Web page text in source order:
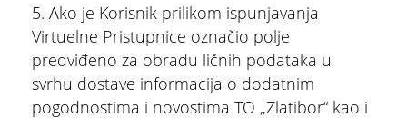
5. Ako je Korisnik prilikom ispunjavanja
Virtuelne Pristupnice označio polje
predviđeno za obradu ličnih podataka u
svrhu dostave informacija o dodatnim
pogodnostima i novostima TO „Zlatibor“ kao i